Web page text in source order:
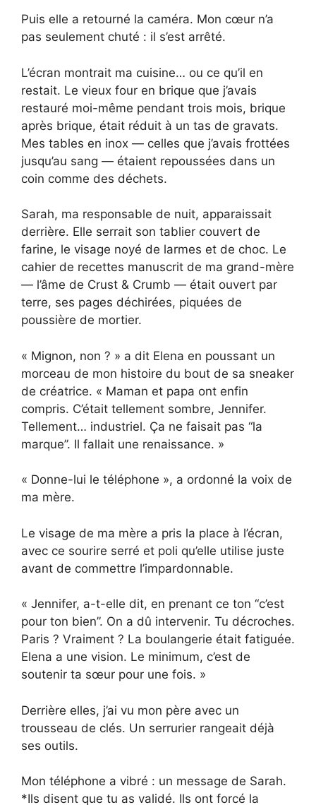
Puis elle a retourné la caméra. Mon cœur n’a
pas seulement chuté : il s’est arrêté.
L’écran montrait ma cuisine… ou ce qu’il en
restait. Le vieux four en brique que j’avais
restauré moi-même pendant trois mois, brique
après brique, était réduit à un tas de gravats.
Mes tables en inox — celles que j’avais frottées
jusqu’au sang — étaient repoussées dans un
coin comme des déchets.
Sarah, ma responsable de nuit, apparaissait
derrière. Elle serrait son tablier couvert de
farine, le visage noyé de larmes et de choc. Le
cahier de recettes manuscrit de ma grand-mère
— l’âme de Crust & Crumb — était ouvert par
terre, ses pages déchirées, piquées de
poussière de mortier.
« Mignon, non ? » a dit Elena en poussant un
morceau de mon histoire du bout de sa sneaker
de créatrice. « Maman et papa ont enfin
compris. C’était tellement sombre, Jennifer.
Tellement… industriel. Ça ne faisait pas “la
marque”. Il fallait une renaissance. »
« Donne-lui le téléphone », a ordonné la voix de
ma mère.
Le visage de ma mère a pris la place à l’écran,
avec ce sourire serré et poli qu’elle utilise juste
avant de commettre l’impardonnable.
« Jennifer, a-t-elle dit, en prenant ce ton “c’est
pour ton bien”. On a dû intervenir. Tu décroches.
Paris ? Vraiment ? La boulangerie était fatiguée.
Elena a une vision. Le minimum, c’est de
soutenir ta sœur pour une fois. »
Derrière elles, j’ai vu mon père avec un
trousseau de clés. Un serrurier rangeait déjà
ses outils.
Mon téléphone a vibré : un message de Sarah.
*Ils disent que tu as validé. Ils ont forcé la